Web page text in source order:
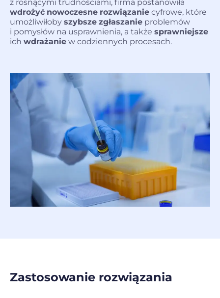
z rosnącymi trudnościami, firma postanowiła
wdrożyć nowoczesne rozwiązanie cyfrowe, które
umożliwiłoby szybsze zgłaszanie problemów
i pomysłów na usprawnienia, a także sprawniejsze
ich wdrażanie w codziennych procesach.
Zastosowanie rozwiązania